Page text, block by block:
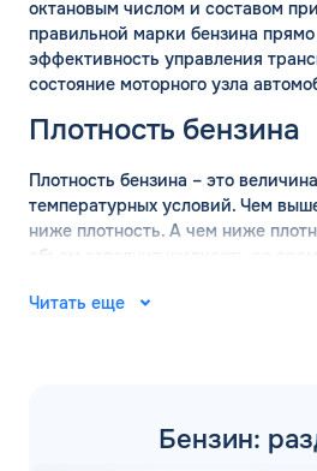
октановым числом и составом
правильной марки бензина прямо
эффективность управления
состояние моторного узла
Плотность бензина
Плотность бензина – это
температурных условий. Чем
ниже плотность. А чем ниже
объем заполнит жидкость во
обязательно проводится
Читать еще
Бензин: